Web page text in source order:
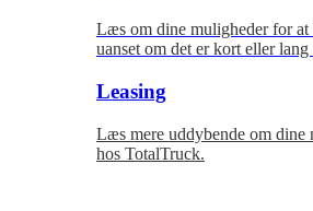
Læs om dine muligheder for at
uanset om det er kort eller lang
Leasing
Læs mere uddybende om dine
hos TotalTruck.